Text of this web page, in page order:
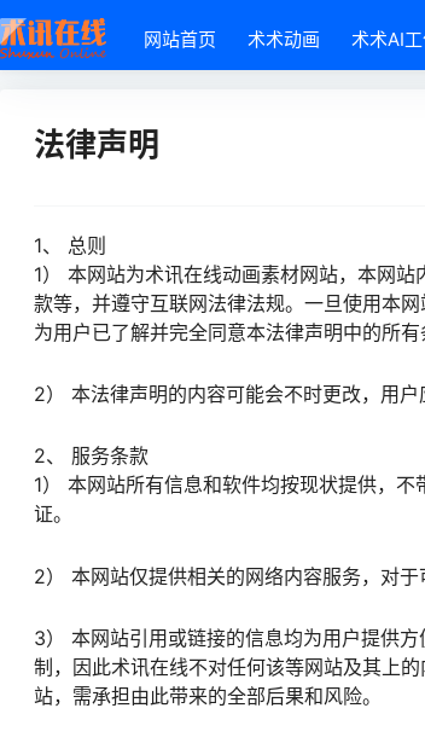
网站首页 术术动画 术术AI
法律声明
1、 总则
1） 本网站为术讯在线动画素材网站，本网
款等，并遵守互联网法律法规。一旦使用本
为用户已了解并完全同意本法律声明中的所
2） 本法律声明的内容可能会不时更改，用
2、 服务条款
1） 本网站所有信息和软件均按现状提供，
证。
2） 本网站仅提供相关的网络内容服务，对于
3） 本网站引用或链接的信息均为用户提供
制，因此术讯在线不对任何该等网站及其上
站，需承担由此带来的全部后果和风险。